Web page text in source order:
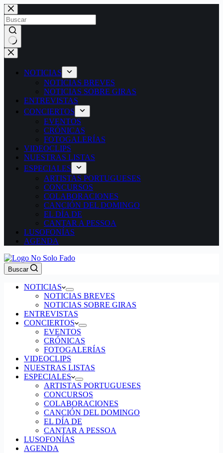
Saltar
al
contenido
Sin
resultados
NOTICIAS
NOTICIAS BREVES
NOTICIAS SOBRE GIRAS
ENTREVISTAS
CONCIERTOS
EVENTOS
CRÓNICAS
FOTOGALERÍAS
VIDEOCLIPS
NUESTRAS LISTAS
ESPECIALES
ARTISTAS PORTUGUESES
CONCURSOS
COLABORACIONES
CANCIÓN DEL DOMINGO
EL DÍA DE
CANTAR A PESSOA
LUSOFONÍAS
AGENDA
Buscar
NOTICIAS
NOTICIAS BREVES
NOTICIAS SOBRE GIRAS
ENTREVISTAS
CONCIERTOS
EVENTOS
CRÓNICAS
FOTOGALERÍAS
VIDEOCLIPS
NUESTRAS LISTAS
ESPECIALES
ARTISTAS PORTUGUESES
CONCURSOS
COLABORACIONES
CANCIÓN DEL DOMINGO
EL DÍA DE
CANTAR A PESSOA
LUSOFONÍAS
AGENDA